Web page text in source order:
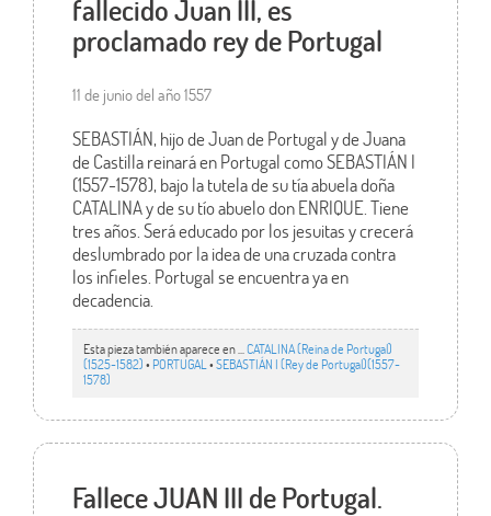
fallecido Juan III, es
proclamado rey de Portugal
11 de junio del año 1557
SEBASTIÁN, hijo de Juan de Portugal y de Juana
de Castilla reinará en Portugal como SEBASTIÁN I
(1557-1578), bajo la tutela de su tía abuela doña
CATALINA y de su tío abuelo don ENRIQUE. Tiene
tres años. Será educado por los jesuitas y crecerá
deslumbrado por la idea de una cruzada contra
los infieles. Portugal se encuentra ya en
decadencia.
Esta pieza también aparece en ... CATALINA (Reina de Portugal)
(1525-1582)• PORTUGAL •SEBASTIÁN I (Rey de Portugal)(1557-
1578)
Fallece JUAN III de Portugal.